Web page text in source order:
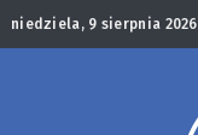
niedziela, 9 sierpnia 2026